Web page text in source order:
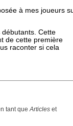
à mes joueurs
Cette
de cette première
raconter si cela
tant queArticleset